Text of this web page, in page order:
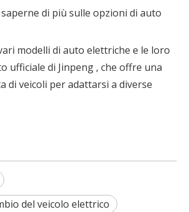
di più sulle opzioni di auto
modelli di auto elettriche e le loro
ufficiale di Jinpeng , che offre una
di veicoli per adattarsi a diverse
del veicolo elettrico